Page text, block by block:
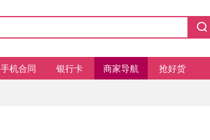
手机合同 银行卡 商家导航 抢好货